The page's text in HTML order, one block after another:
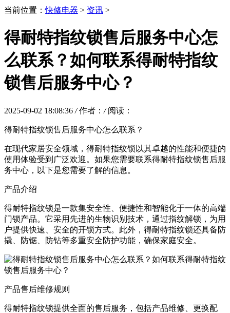
当前位置：快修电器 > 资讯 >
得耐特指纹锁售后服务中心怎
么联系？如何联系得耐特指纹
锁售后服务中心？
2025-09-02 18:08:36 / 作者： / 阅读：
得耐特指纹锁售后服务中心怎么联系？
在现代家居安全领域，得耐特指纹锁以其卓越的性能和便捷的
使用体验受到广泛欢迎。如果您需要联系得耐特指纹锁售后服
务中心，以下是您需要了解的信息。
产品介绍
得耐特指纹锁是一款集安全性、便捷性和智能化于一体的高端
门锁产品。它采用先进的生物识别技术，通过指纹解锁，为用
户提供快速、安全的开锁方式。此外，得耐特指纹锁还具备防
撬、防锯、防钻等多重安全防护功能，确保家庭安全。
产品售后维修规则
得耐特指纹锁提供全面的售后服务，包括产品维修、更换配